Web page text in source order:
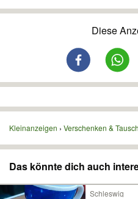
Diese
Kleinanzeigen Verschenken &
Das könnte dich auch
Schleswig